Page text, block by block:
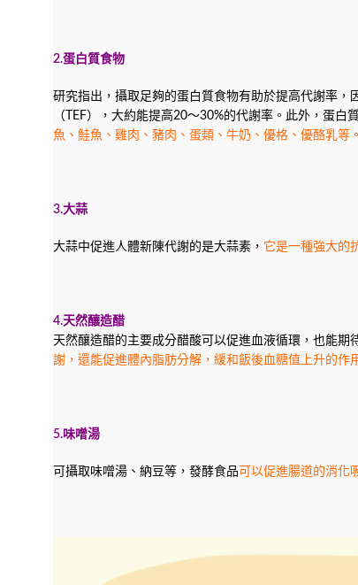
2.蛋白質食物
研究指出，攝取足夠的蛋白質食物有助於提高代謝率
（TEF），大約能提高20～30%的代謝率。此外，蛋
魚、鮭魚、雞肉、豬肉、蛋類、牛奶、優格、優酪乳等。
3.大蒜
大蒜中促進人體新陳代謝的是大蒜素， 它是一種強大的
4.天然釀造醋
天然釀造醋的主要成分醋酸可以促進血液循環，也能期
謝，還能促進體內脂肪分解，緩和飯後血糖值上升的作
5.味噌湯
可攝取味噌湯、納豆等，發酵食品 可以促進腸道的消化